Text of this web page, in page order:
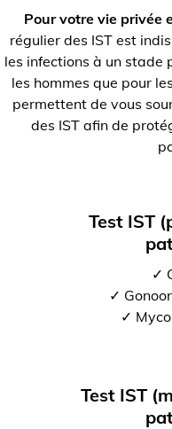
Pour votre vie privée
régulier des IST est
les infections à un stade
les hommes que pour
permettent de vous
des IST afin de
Test IST
✓
✓
✓
Test IST